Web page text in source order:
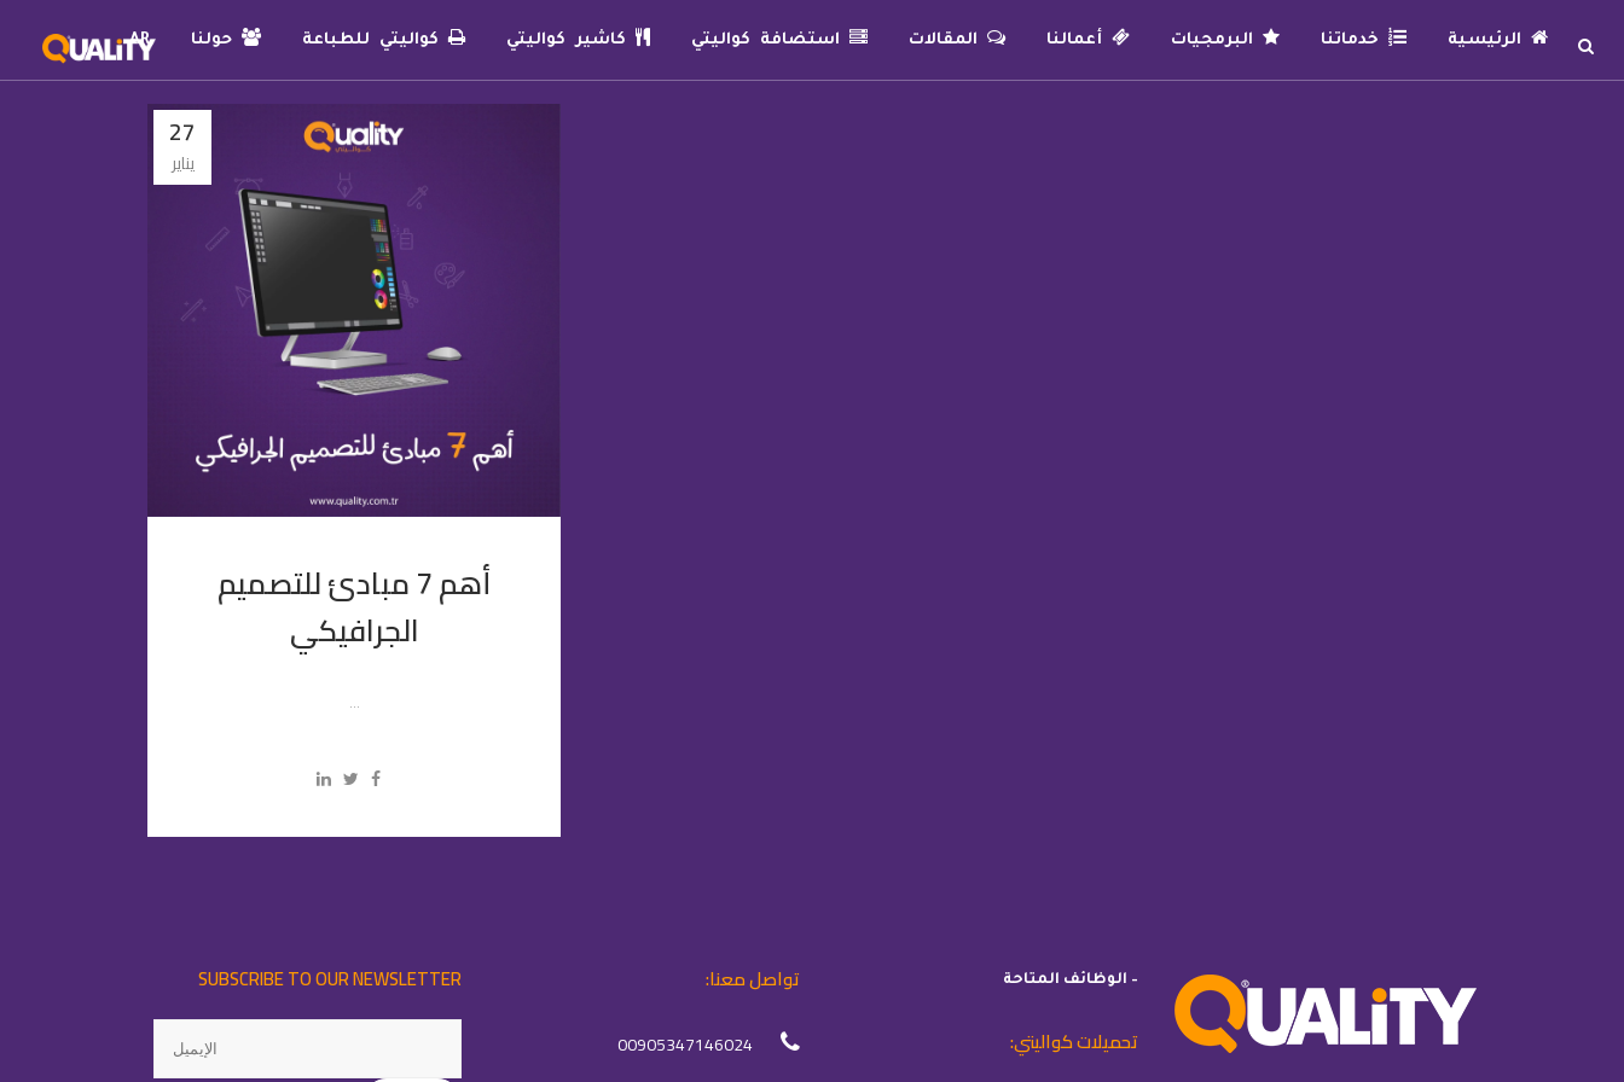
الرئيسية خدماتنا البرمجيات أعمالنا المقالات استضافة كواليتي كاشير كواليتي كواليتي للطباعة حولنا AR
27
يناير
أهم 7 مبادئ للتصميم
الجرافيكي
...
– الوظائف المتاحة
تحميلات كواليتي:
تواصل معنا:
00905347146024
SUBSCRIBE TO OUR NEWSLETTER